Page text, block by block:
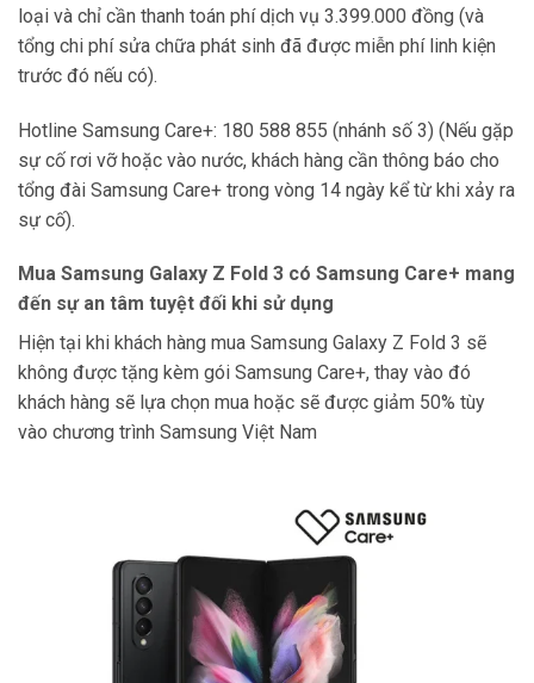
loại và chỉ cần thanh toán phí dịch vụ 3.399.000 đồng (và
tổng chi phí sửa chữa phát sinh đã được miễn phí linh kiện
trước đó nếu có).
Hotline Samsung Care+: 180 588 855 (nhánh số 3) (Nếu gặp
sự cố rơi vỡ hoặc vào nước, khách hàng cần thông báo cho
tổng đài Samsung Care+ trong vòng 14 ngày kể từ khi xảy ra
sự cố).
Mua Samsung Galaxy Z Fold 3 có Samsung Care+ mang
đến sự an tâm tuyệt đối khi sử dụng
Hiện tại khi khách hàng mua Samsung Galaxy Z Fold 3 sẽ
không được tặng kèm gói Samsung Care+, thay vào đó
khách hàng sẽ lựa chọn mua hoặc sẽ được giảm 50% tùy
vào chương trình Samsung Việt Nam